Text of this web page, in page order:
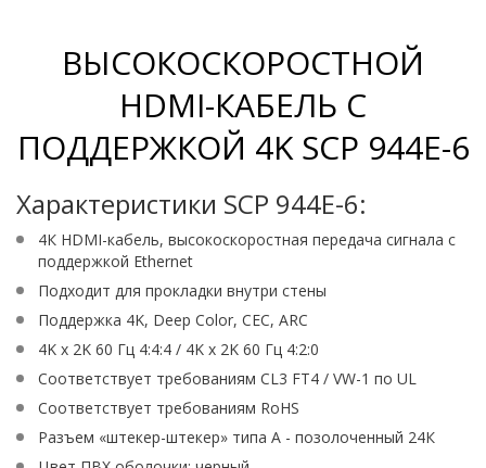
ВЫСОКОСКОРОСТНОЙ
HDMI-КАБЕЛЬ С
ПОДДЕРЖКОЙ 4K SCP 944E-6
Характеристики SCP 944E-6:
4К HDMI-кабель, высокоскоростная передача сигнала с
поддержкой Ethernet
Подходит для прокладки внутри стены
Поддержка 4K, Deep Color, CEC, ARC
4K x 2K 60 Гц 4:4:4 / 4K x 2K 60 Гц 4:2:0
Соответствует требованиям CL3 FT4 / VW-1 по UL
Соответствует требованиям RoHS
Разъем «штекер-штекер» типа А - позолоченный 24К